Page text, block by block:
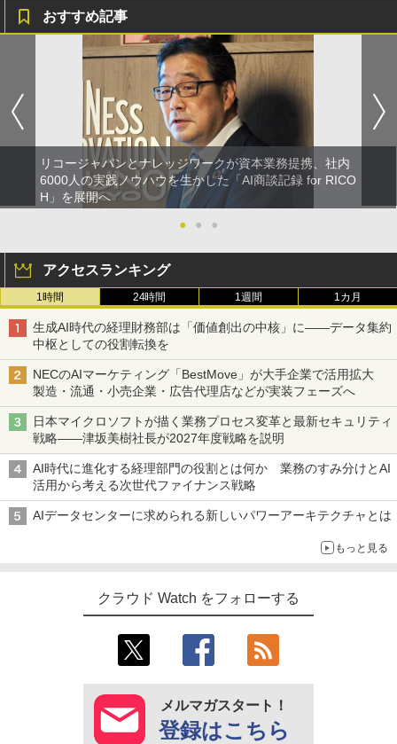
おすすめ記事
リコージャパンとナレッジワークが資本業務提携、社内
6000人の実践ノウハウを生かした「AI商談記録 for RICO
H」を展開へ
●
● ●
アクセスランキング
1時間 24時間 1週間 1カ月
生成AI時代の経理財務部は「価値創出の中核」に――データ集約
中枢としての役割転換を
NECのAIマーケティング「BestMove」が大手企業で活用拡大
製造・流通・小売企業・広告代理店などが実装フェーズへ
日本マイクロソフトが描く業務プロセス変革と最新セキュリティ
戦略――津坂美樹社長が2027年度戦略を説明
AI時代に進化する経理部門の役割とは何か 業務のすみ分けとAI
活用から考える次世代ファイナンス戦略
AIデータセンターに求められる新しいパワーアーキテクチャとは
もっと見る
クラウド Watch をフォローする
メルマガスタート！
登録はこちら